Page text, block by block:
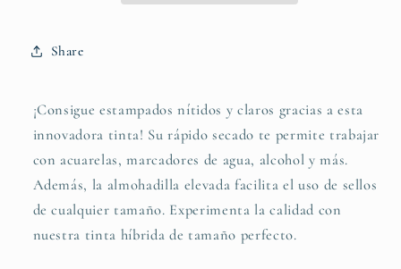
Share
¡Consigue estampados nítidos y claros gracias a esta
innovadora tinta! Su rápido secado te permite trabajar
con acuarelas, marcadores de agua, alcohol y más.
Además, la almohadilla elevada facilita el uso de sellos
de cualquier tamaño. Experimenta la calidad con
nuestra tinta híbrida de tamaño perfecto.